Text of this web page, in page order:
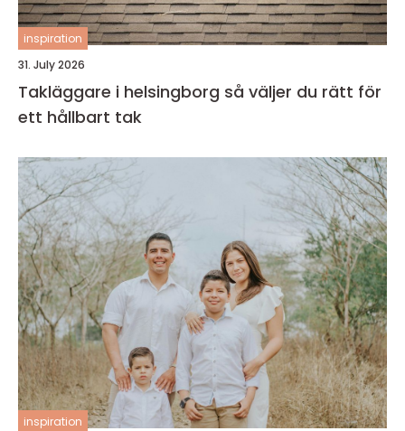
inspiration
31. July 2026
Takläggare i helsingborg så väljer du rätt för
ett hållbart tak
inspiration